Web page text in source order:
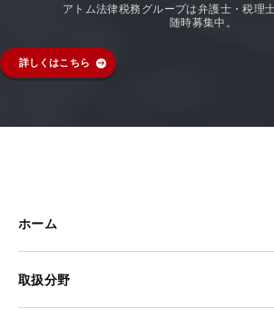
アトム法律税務グループは弁護士・税理
随時募集中。
詳しくはこちら
ホーム
取扱分野